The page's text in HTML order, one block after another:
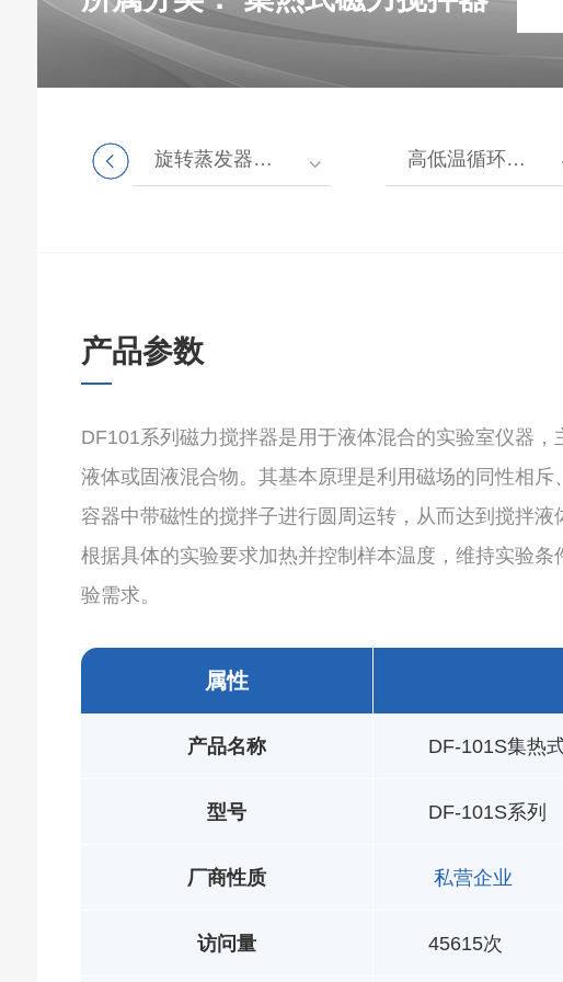
旋转蒸发器系列 高低温循环装置
产品参数
DF101系列磁力搅拌器是用于液体混合的实验室仪器
液体或固液混合物。其基本原理是利用磁场的同性相
容器中带磁性的搅拌子进行圆周运转，从而达到搅拌
根据具体的实验要求加热并控制样本温度，维持实验
验需求。
属性
产品名称
型号
厂商性质
访问量
DF-101S集热
DF-101S系列
私营企业
45615次